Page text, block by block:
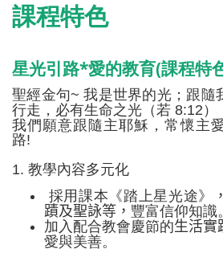
課程特色
星光引路*愛的教育(課程特
聖經金句~我是世界的光；跟隨
行走，必有生命之光（若 8:12 ）
我們願意跟隨主耶穌，常懷主
路!
1. 教學內容多元化
採用課本《踏上星光途》
蹟及聖詠等， 豐富信仰知識。
加入配合教會慶節的生活實
愛與美善。